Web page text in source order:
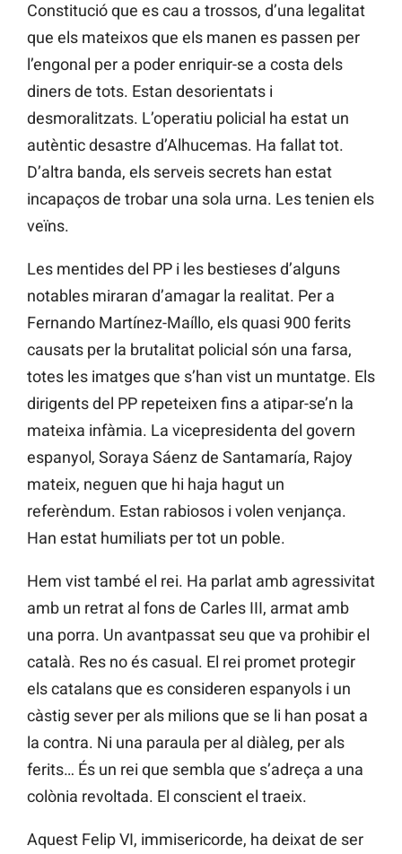
Constitució que es cau a trossos, d’una legalitat
que els mateixos que els manen es passen per
l’engonal per a poder enriquir-se a costa dels
diners de tots. Estan desorientats i
desmoralitzats. L’operatiu policial ha estat un
autèntic desastre d’Alhucemas. Ha fallat tot.
D’altra banda, els serveis secrets han estat
incapaços de trobar una sola urna. Les tenien els
veïns.
Les mentides del PP i les bestieses d’alguns
notables miraran d’amagar la realitat. Per a
Fernando Martínez-Maíllo, els quasi 900 ferits
causats per la brutalitat policial són una farsa,
totes les imatges que s’han vist un muntatge. Els
dirigents del PP repeteixen fins a atipar-se’n la
mateixa infàmia. La vicepresidenta del govern
espanyol, Soraya Sáenz de Santamaría, Rajoy
mateix, neguen que hi haja hagut un
referèndum. Estan rabiosos i volen venjança.
Han estat humiliats per tot un poble.
Hem vist també el rei. Ha parlat amb agressivitat
amb un retrat al fons de Carles III, armat amb
una porra. Un avantpassat seu que va prohibir el
català. Res no és casual. El rei promet protegir
els catalans que es consideren espanyols i un
càstig sever per als milions que se li han posat a
la contra. Ni una paraula per al diàleg, per als
ferits… És un rei que sembla que s’adreça a una
colònia revoltada. El conscient el traeix.
Aquest Felip VI, immisericorde, ha deixat de ser